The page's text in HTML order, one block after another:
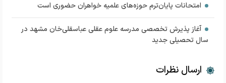
امتحانات پایان‌ترم حوزه‌های علمیه خواهران حضوری است
آغاز پذیرش تخصصی مدرسه علوم عقلی عباسقلی‌خان مشهد در
سال تحصیلی جدید
ارسال نظرات